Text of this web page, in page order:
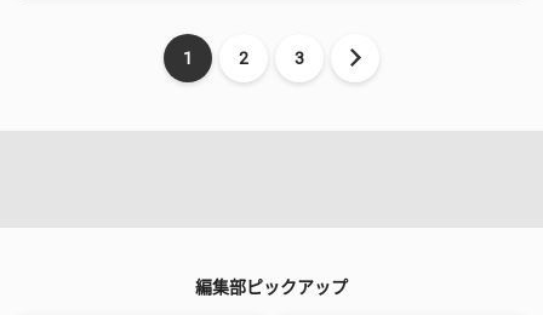
1 2 3
編集部ピックアップ